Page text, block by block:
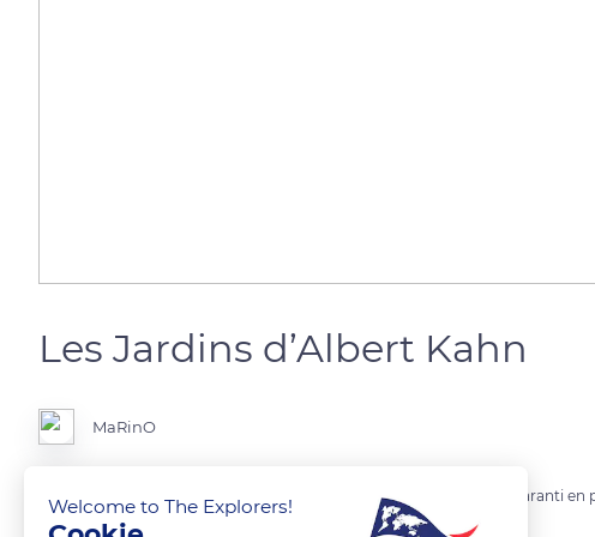
Les Jardins d’Albert Kahn
MaRinO
Le musée et les jardins d’Albert Khan, est un lieu de dépaysement garanti
jardins Japonais, allez vous y balader, vous voyagerez !
Welcome to The Explorers!